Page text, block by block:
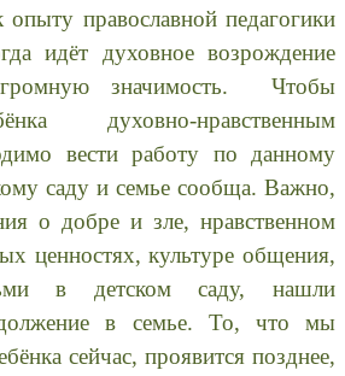
православной педагогики
идёт духовное возрождение
значимость. Чтобы
духовно-нравственным
вести работу по данному
саду и семье сообща. Важно,
о добре и зле, нравственном
ценностях, культуре общения,
в детском саду, нашли
в семье. То, что мы
сейчас, проявится позднее,